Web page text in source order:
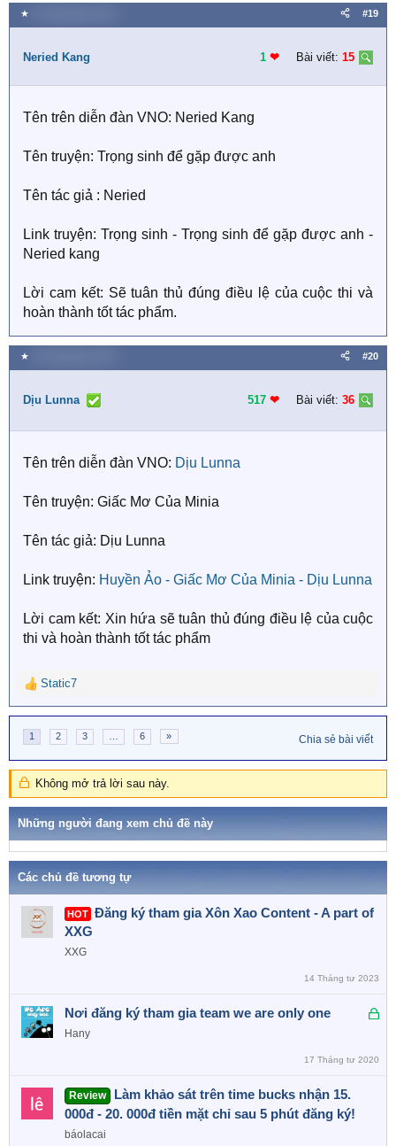
★ #19
Neried Kang 1 ❤︎ Bài viết: 15
Tên trên diễn đàn VNO: Neried Kang
Tên truyện: Trọng sinh để gặp được anh
Tên tác giả : Neried
Link truyện: Trọng sinh - Trọng sinh để gặp được anh -
Neried kang
Lời cam kết: Sẽ tuân thủ đúng điều lệ của cuộc thi và
hoàn thành tốt tác phẩm.
★ #20
Dịu Lunna 517 ❤︎ Bài viết: 36
Tên trên diễn đàn VNO: Dịu Lunna
Tên truyện: Giấc Mơ Của Minia
Tên tác giả: Dịu Lunna
Link truyện: Huyền Ảo - Giấc Mơ Của Minia - Dịu Lunna
Lời cam kết: Xin hứa sẽ tuân thủ đúng điều lệ của cuộc
thi và hoàn thành tốt tác phẩm
R
e
i
o
n
s
Static7
1 2 3 6 » Chia sẻ bài viết
Không mở trả lời sau này.
Những người đang xem chủ đề này
Các chủ đề tương tự
HOT Đăng ký tham gia Xôn Xao Content - A part of
XXG
XXG
14 Tháng tư 2023
Đ
Nơi đăng ký tham gia team we are only one
Hany
17 Tháng tư 2020
Review
Làm khảo sát trên time bucks nhận 15.
000đ - 20. 000đ tiền mặt chỉ sau 5 phút đăng ký!
báolacai